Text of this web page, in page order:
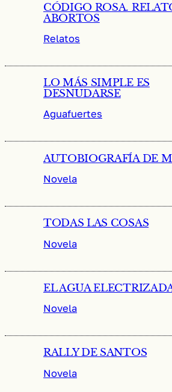
CÓDIGO ROSA.
ABORTOS
Relatos
LO MÁS SIMPLE ES
DESNUDARSE
Aguafuertes
AUTOBIOGRAFÍA DE
Novela
TODAS LAS COSAS
Novela
EL AGUA
Novela
RALLY DE SANTOS
Novela